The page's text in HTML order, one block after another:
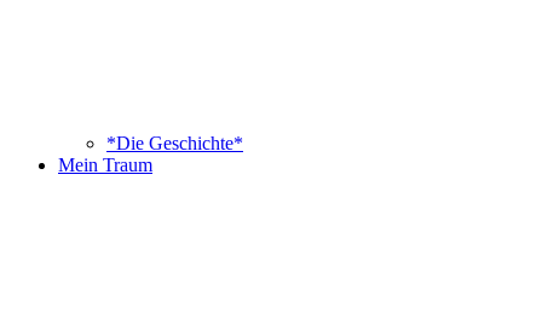
*Die Geschichte*
Mein Traum